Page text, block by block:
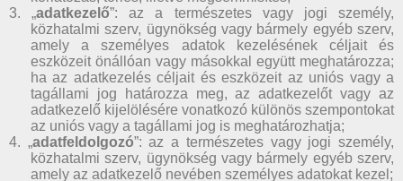
3. „adatkezelő”: az a természetes vagy jogi személy,
közhatalmi szerv, ügynökség vagy bármely egyéb szerv,
amely a személyes adatok kezelésének céljait és
eszközeit önállóan vagy másokkal együtt meghatározza;
ha az adatkezelés céljait és eszközeit az uniós vagy a
tagállami jog határozza meg, az adatkezelőt vagy az
adatkezelő kijelölésére vonatkozó különös szempontokat
az uniós vagy a tagállami jog is meghatározhatja;
4. „adatfeldolgozó”: az a természetes vagy jogi személy,
közhatalmi szerv, ügynökség vagy bármely egyéb szerv,
amely az adatkezelő nevében személyes adatokat kezel;